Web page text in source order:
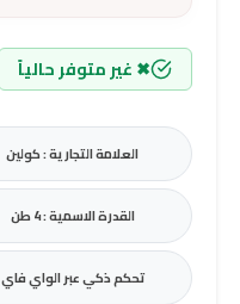
✖ غير متوفر حالياً
العلامة التجارية : كولين
القدرة الاسمية : 4 طن
تحكم ذكي عبر الواي فاي